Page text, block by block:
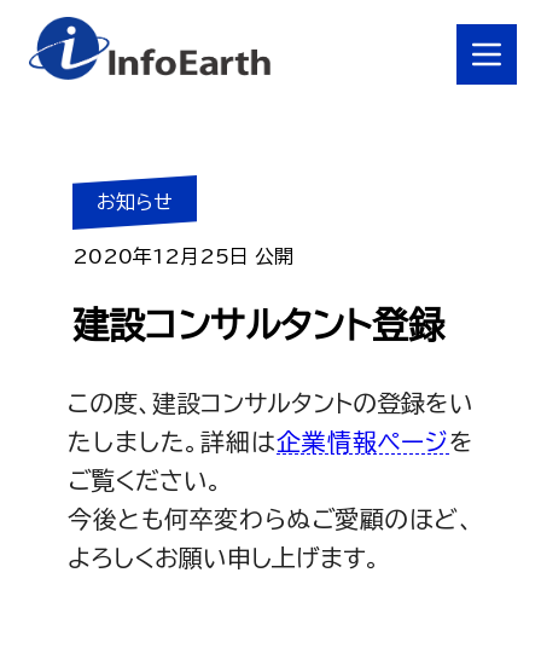
お知らせ
2020年12月25日 公開
建設コンサルタント登録
この度、建設コンサルタントの登録をい
たしました。詳細は企業情報ページを
ご覧ください。
今後とも何卒変わらぬご愛顧のほど、
よろしくお願い申し上げます。